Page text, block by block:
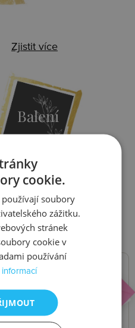
Zjistit více
Balení
Zjistit více
cookie.
soubory
zážitku.
stránek
cookie v
používání
informací